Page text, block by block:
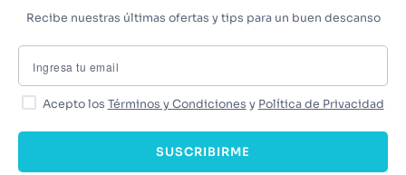
Recibe nuestras últimas ofertas y tips para un buen descanso
Acepto los Términos y Condiciones y Política de Privacidad
SUSCRIBIRME